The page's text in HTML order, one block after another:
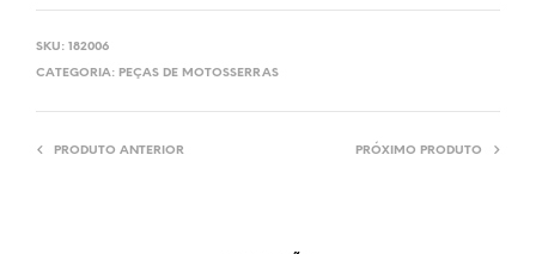
SKU: 182006
CATEGORIA: PEÇAS DE MOTOSSERRAS
PRODUTO ANTERIOR PRÓXIMO PRODUTO